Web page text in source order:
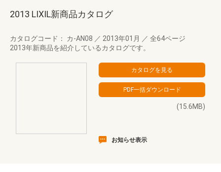
2013 LIXIL新商品カタログ
カタログコード： カ-AN08 ／ 2013年01月 ／ 全64ページ
2013年新商品を紹介しているカタログです。
(15.6MB)
お知らせ表示